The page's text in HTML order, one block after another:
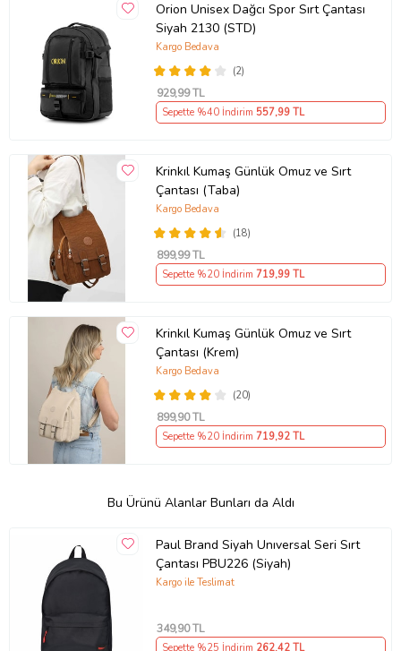
Orion Unisex Dağcı Spor Sırt Çantası
Siyah 2130 (STD)
(2)
Kargo Bedava
929,99 TL
Sepette %40 İndirim 557,99 TL
Krinkıl Kumaş Günlük Omuz ve Sırt
Çantası (Taba)
(18)
Kargo Bedava
899,99 TL
Sepette %20 İndirim 719,99 TL
Krinkıl Kumaş Günlük Omuz ve Sırt
Çantası (Krem)
(20)
Kargo Bedava
899,90 TL
Sepette %20 İndirim 719,92 TL
Bu Ürünü Alanlar Bunları da Aldı
Paul Brand Siyah Unıversal Seri Sırt
Çantası PBU226 (Siyah)
Kargo ile Teslimat
349,90 TL
Sepette %25 İndirim 262,42 TL